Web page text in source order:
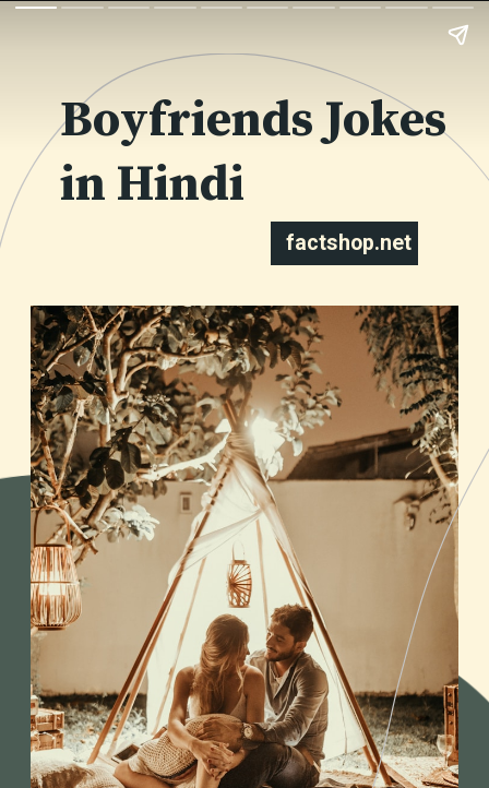
Boyfriends Jokes
in Hindi
factshop.net